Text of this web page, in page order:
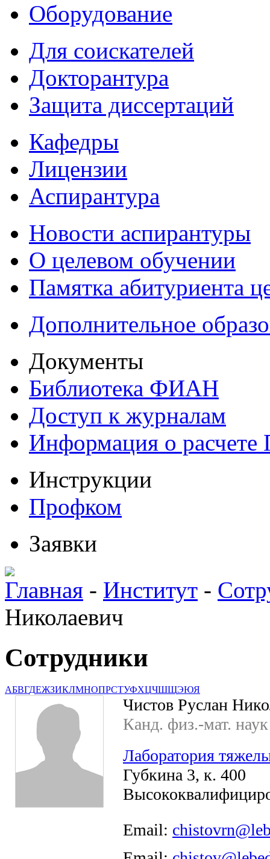
Оборудование
Для соискателей
Докторантура
Защита диссертаций
Кафедры
Лицензии
Аспирантура
Новости аспирантуры
О целевом обучении
Памятка абитуриента
Дополнительное
Документы
Библиотека ФИАН
Доступ к журналам
Информация о
Инструкции
Профком
Заявки
Главная - Институт -
Николаевич
Сотрудники
АБВГДЕЖЗИКЛМНОПРСТУФХЦЧШЩЭЮЯ
Чистов Руслан
Канд. физ.-мат. наук
Лаборатория
Губкина 3, к. 400
Email: